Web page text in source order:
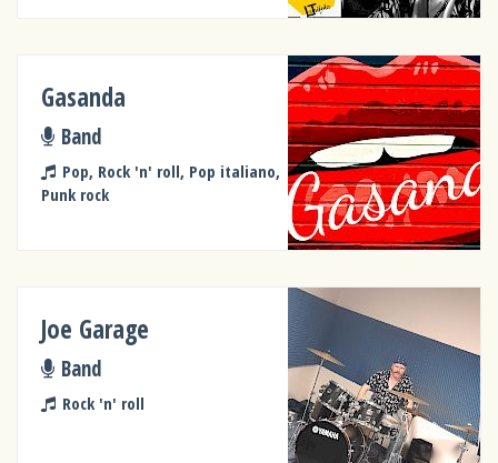
Gasanda
Band
Pop, Rock 'n' roll, Pop italiano,
Punk rock
Joe Garage
Band
Rock 'n' roll